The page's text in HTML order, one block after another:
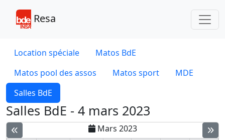
Resa
Location spéciale
Matos BdE
Matos pool des assos
Matos sport
MDE
Salles BdE
Salles BdE - 4 mars 2023
Mars 2023